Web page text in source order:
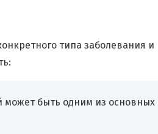
типа заболевания
быть одним из